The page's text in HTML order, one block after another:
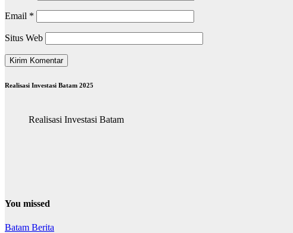
Email *
Situs Web
Realisasi Investasi Batam 2025
Realisasi Investasi Batam
You missed
Batam Berita